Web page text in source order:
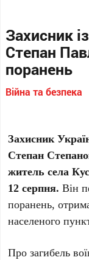
Захисник
Степан
поранень
Війна та безпека
Захисник
Степан
житель села
12 серпня. Він
поранень,
населеного
Про загибель